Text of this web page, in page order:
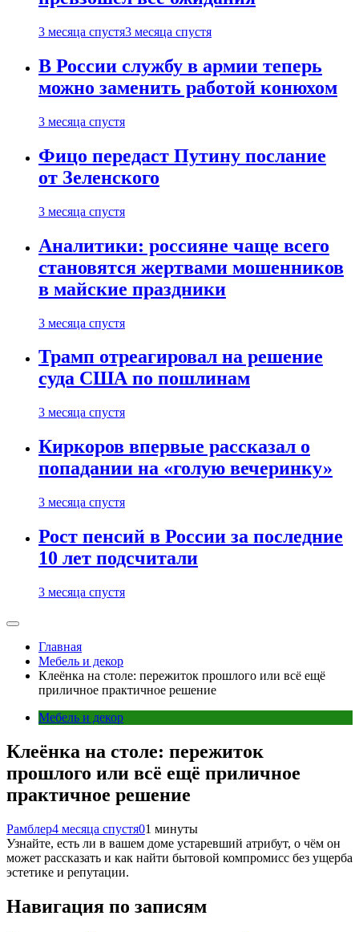
3 месяца спустя3 месяца спустя
В России службу в армии теперь
можно заменить работой конюхом
3 месяца спустя
Фицо передаст Путину послание
от Зеленского
3 месяца спустя
Аналитики: россияне чаще всего
становятся жертвами мошенников
в майские праздники
3 месяца спустя
Трамп отреагировал на решение
суда США по пошлинам
3 месяца спустя
Киркоров впервые рассказал о
попадании на «голую вечеринку»
3 месяца спустя
Рост пенсий в России за последние
10 лет подсчитали
3 месяца спустя
Главная
Мебель и декор
Клеёнка на столе: пережиток прошлого или всё ещё
приличное практичное решение
Мебель и декор
Клеёнка на столе: пережиток
прошлого или всё ещё приличное
практичное решение
Рамблер4 месяца спустя01 минуты
Узнайте, есть ли в вашем доме устаревший атрибут, о чём он
может рассказать и как найти бытовой компромисс без ущерба
эстетике и репутации.
Навигация по записям